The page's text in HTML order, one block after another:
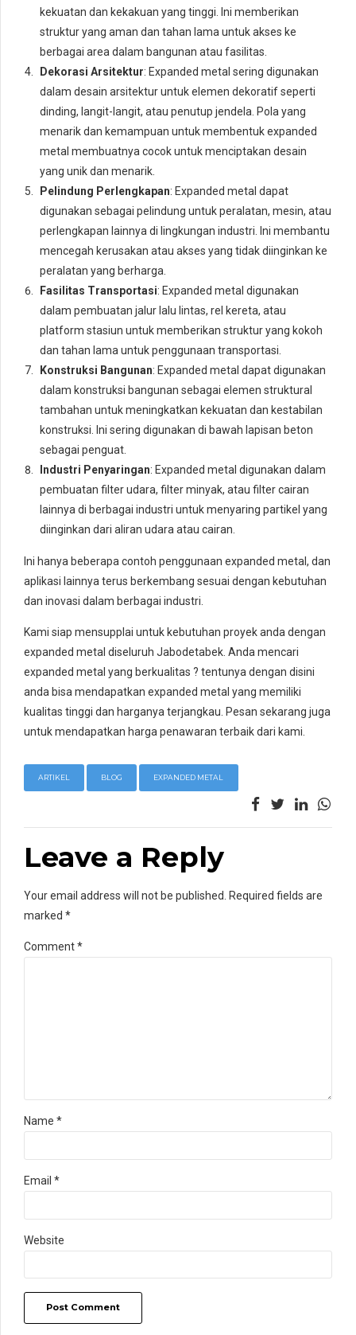
kekuatan dan kekakuan yang tinggi. Ini memberikan
struktur yang aman dan tahan lama untuk akses ke
berbagai area dalam bangunan atau fasilitas.
Dekorasi Arsitektur: Expanded metal sering digunakan
dalam desain arsitektur untuk elemen dekoratif seperti
dinding, langit-langit, atau penutup jendela. Pola yang
menarik dan kemampuan untuk membentuk expanded
metal membuatnya cocok untuk menciptakan desain
yang unik dan menarik.
Pelindung Perlengkapan: Expanded metal dapat
digunakan sebagai pelindung untuk peralatan, mesin, atau
perlengkapan lainnya di lingkungan industri. Ini membantu
mencegah kerusakan atau akses yang tidak diinginkan ke
peralatan yang berharga.
Fasilitas Transportasi: Expanded metal digunakan
dalam pembuatan jalur lalu lintas, rel kereta, atau
platform stasiun untuk memberikan struktur yang kokoh
dan tahan lama untuk penggunaan transportasi.
Konstruksi Bangunan: Expanded metal dapat digunakan
dalam konstruksi bangunan sebagai elemen struktural
tambahan untuk meningkatkan kekuatan dan kestabilan
konstruksi. Ini sering digunakan di bawah lapisan beton
sebagai penguat.
Industri Penyaringan: Expanded metal digunakan dalam
pembuatan filter udara, filter minyak, atau filter cairan
lainnya di berbagai industri untuk menyaring partikel yang
diinginkan dari aliran udara atau cairan.
Ini hanya beberapa contoh penggunaan expanded metal, dan
aplikasi lainnya terus berkembang sesuai dengan kebutuhan
dan inovasi dalam berbagai industri.
Kami siap mensupplai untuk kebutuhan proyek anda dengan
expanded metal diseluruh Jabodetabek. Anda mencari
expanded metal yang berkualitas ? tentunya dengan disini
anda bisa mendapatkan expanded metal yang memiliki
kualitas tinggi dan harganya terjangkau. Pesan sekarang juga
untuk mendapatkan harga penawaran terbaik dari kami.
ARTIKEL BLOG EXPANDED METAL
Leave a Reply
Your email address will not be published. Required fields are
marked *
Comment*
Name *
Email *
Website
Post Comment